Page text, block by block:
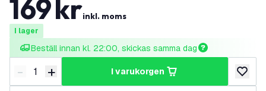
169krinkl. moms
I lager
Beställ innan kl. 22:00, skickas samma dag
Minska antal
- Öka antal
+ i varukorgen
lägg